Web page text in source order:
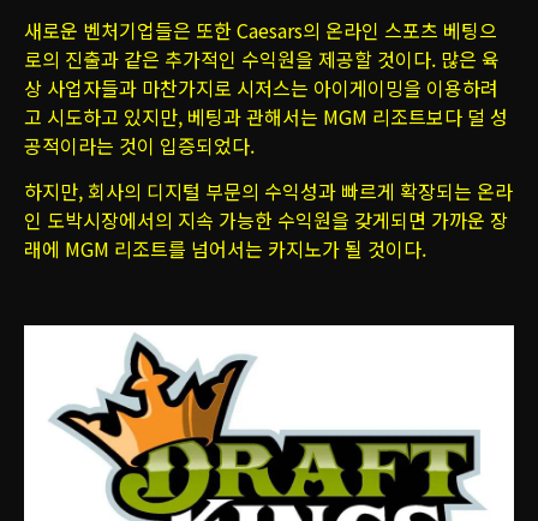
새로운 벤처기업들은 또한 Caesars의 온라인 스포츠 베팅으
로의 진출과 같은 추가적인 수익원을 제공할 것이다. 많은 육
상 사업자들과 마찬가지로 시저스는 아이게이밍을 이용하려
고 시도하고 있지만, 베팅과 관해서는 MGM 리조트보다 덜 성
공적이라는 것이 입증되었다.
하지만, 회사의 디지털 부문의 수익성과 빠르게 확장되는 온라
인 도박시장에서의 지속 가능한 수익원을 갖게되면 가까운 장
래에 MGM 리조트를 넘어서는 카지노가 될 것이다.